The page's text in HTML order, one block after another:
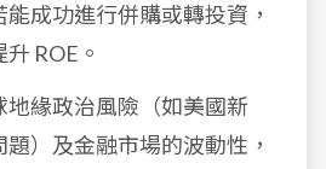
能成功進行併購或轉投資，
ROE。
地緣政治風險（如美國新
）及金融市場的波動性，